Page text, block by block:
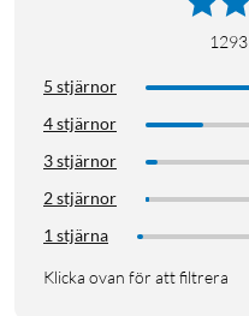
1293
5 stjärnor
4 stjärnor
3 stjärnor
2 stjärnor
1 stjärna
Klicka ovan för att filtrera